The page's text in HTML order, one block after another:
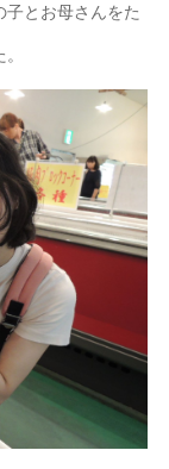
子とお母さんをた